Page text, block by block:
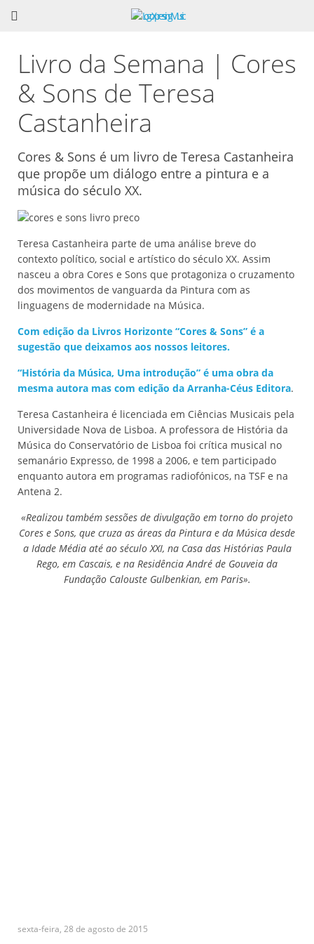
Livro da Semana | Cores
& Sons de Teresa
Castanheira
Cores & Sons é um livro de Teresa Castanheira
que propõe um diálogo entre a pintura e a
música do século XX.
Teresa Castanheira parte de uma análise breve do
contexto político, social e artístico do século XX. Assim
nasceu a obra Cores e Sons que protagoniza o cruzamento
dos movimentos de vanguarda da Pintura com as
linguagens de modernidade na Música.
Com edição da Livros Horizonte “Cores & Sons” é a
sugestão que deixamos aos nossos leitores.
“História da Música, Uma introdução” é uma obra da
mesma autora mas com edição da Arranha-Céus Editora.
Teresa Castanheira é licenciada em Ciências Musicais pela
Universidade Nova de Lisboa. A professora de História da
Música do Conservatório de Lisboa foi crítica musical no
semanário Expresso, de 1998 a 2006, e tem participado
enquanto autora em programas radiofónicos, na TSF e na
Antena 2.
«Realizou também sessões de divulgação em torno do projeto
Cores e Sons, que cruza as áreas da Pintura e da Música desde
a Idade Média até ao século XXI, na Casa das Histórias Paula
Rego, em Cascais, e na Residência André de Gouveia da
Fundação Calouste Gulbenkian, em Paris».
sexta-feira, 28 de agosto de 2015